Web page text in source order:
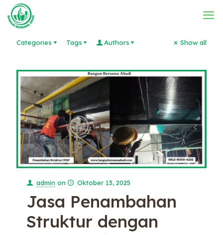
Categories Tags Authors Show all
admin on Oktober 13, 2025
Jasa Penambahan
Struktur dengan